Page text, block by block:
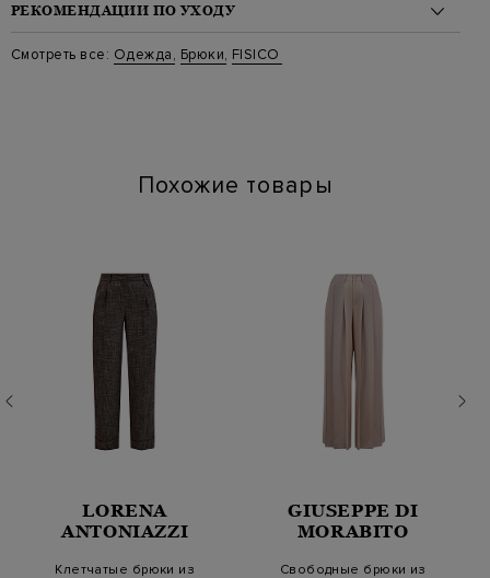
Материал: вискоза 60%, хлопок 25%, шелк 15%
На модели: 168/88/58/59 на модели размер S
Цвет: Мульти
Артикул: fn59va f9042
РЕКОМЕНДАЦИИ ПО УХОДУ
Стирка: Ручная стирка при температуре воды до 40 градусов
Отбеливание: Отбеливание запрещено
Смотреть все: Одежда, Брюки, FISICO
Похожие товары
LORENA
ANTONIAZZI
Клетчатые брюки из
GIUSEPPE DI
MORABITO
Свободные брюки из